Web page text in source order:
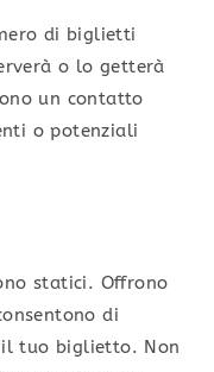
di biglietti
o lo getterà
un contatto
o potenziali
statici. Offrono
di
il tuo biglietto. Non